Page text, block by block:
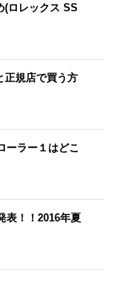
(ロレックス SS
正規店で買う方
ーラー１はどこ
表！！2016年夏